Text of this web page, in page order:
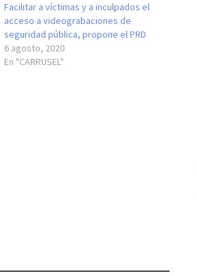
Facilitar a víctimas y a inculpados el
acceso a videograbaciones de
seguridad pública, propone el PRD
6 agosto, 2020
En "CARRUSEL"